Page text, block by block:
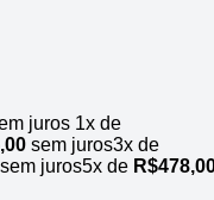
juros 1x de
sem juros3x de
sem juros5x de R$